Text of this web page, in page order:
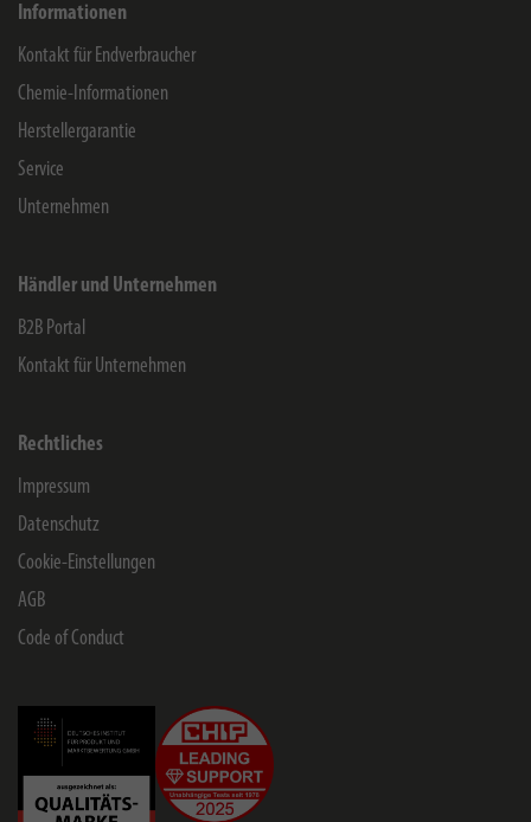
Informationen
Kontakt für Endverbraucher
Chemie-Informationen
Herstellergarantie
Service
Unternehmen
Händler und Unternehmen
B2B Portal
Kontakt für Unternehmen
Rechtliches
Impressum
Datenschutz
Cookie-Einstellungen
AGB
Code of Conduct